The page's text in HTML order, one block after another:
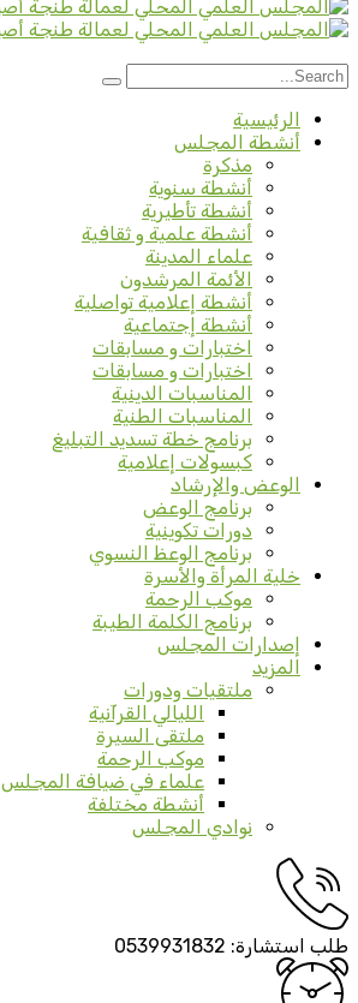
الرئيسية
أنشطة المجلس
مذكرة
أنشطة سنوية
أنشطة تأطيرية
أنشطة علمية و ثقافية
علماء المدينة
الأئمة المرشدون
أنشطة إعلامية تواصلية
أنشطة إجتماعية
اختبارات و مسابقات
اختبارات و مسابقات
المناسبات الدينية
المناسبات الطنية
برنامج خطة تسديد التبليغ
كبسولات إعلامية
الوعض والإرشاد
برنامج الوعض
دورات تكوينية
برنامج الوعظ النسوي
خلية المرأة والأسرة
موكب الرحمة
برنامج الكلمة الطيبة
إصدارات المجلس
المزيد
ملتقيات ودورات
الليالي القرآنية
ملتقى السيرة
موكب الرحمة
علماء في ضيافة المجلس
أنشطة مختلفة
نوادي المجلس
طلب استشارة: 0539931832